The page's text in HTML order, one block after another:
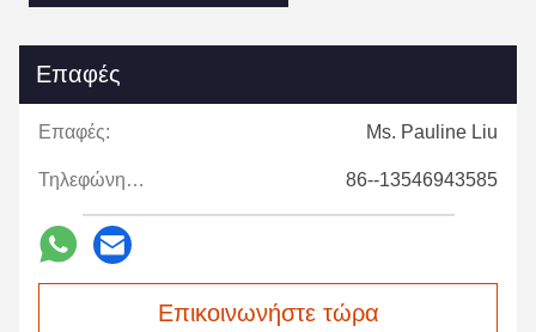
Επαφές
Επαφές: Ms. Pauline Liu
Τηλεφώνημα: 86--13546943585
Επικοινωνήστε τώρα